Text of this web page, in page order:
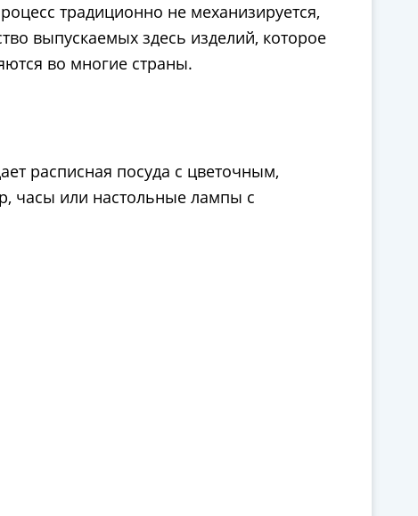
традиционно не механизируется,
выпускаемых здесь изделий, которое
во многие страны.
расписная посуда с цветочным,
часы или настольные лампы с